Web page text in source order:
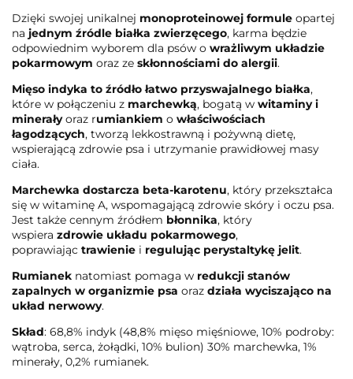
Dzięki swojej unikalnej monoproteinowej formule opartej
na jednym źródle białka zwierzęcego, karma będzie
odpowiednim wyborem dla psów o wrażliwym układzie
pokarmowym oraz ze skłonnościami do alergii.
Mięso indyka to źródło łatwo przyswajalnego białka,
które w połączeniu z marchewką, bogatą w witaminy i
minerałyoraz rumiankiem o właściwościach
łagodzących, tworzą lekkostrawną i pożywną dietę,
wspierającą zdrowie psa i utrzymanie prawidłowej masy
ciała.
Marchewka dostarcza beta-karotenu, który przekształca
się w witaminę A, wspomagającą zdrowie skóry i oczu psa.
Jest także cennym źródłem błonnika, który
wspiera zdrowie układu pokarmowego,
poprawiając trawienie i regulując perystaltykę jelit.
Rumianek natomiast pomaga w redukcji stanów
zapalnych w organizmie psa oraz działa wyciszająco na
układ nerwowy.
Skład: 68,8% indyk (48,8% mięso mięśniowe, 10% podroby:
wątroba, serca, żołądki, 10% bulion) 30% marchewka, 1%
minerały, 0,2% rumianek.